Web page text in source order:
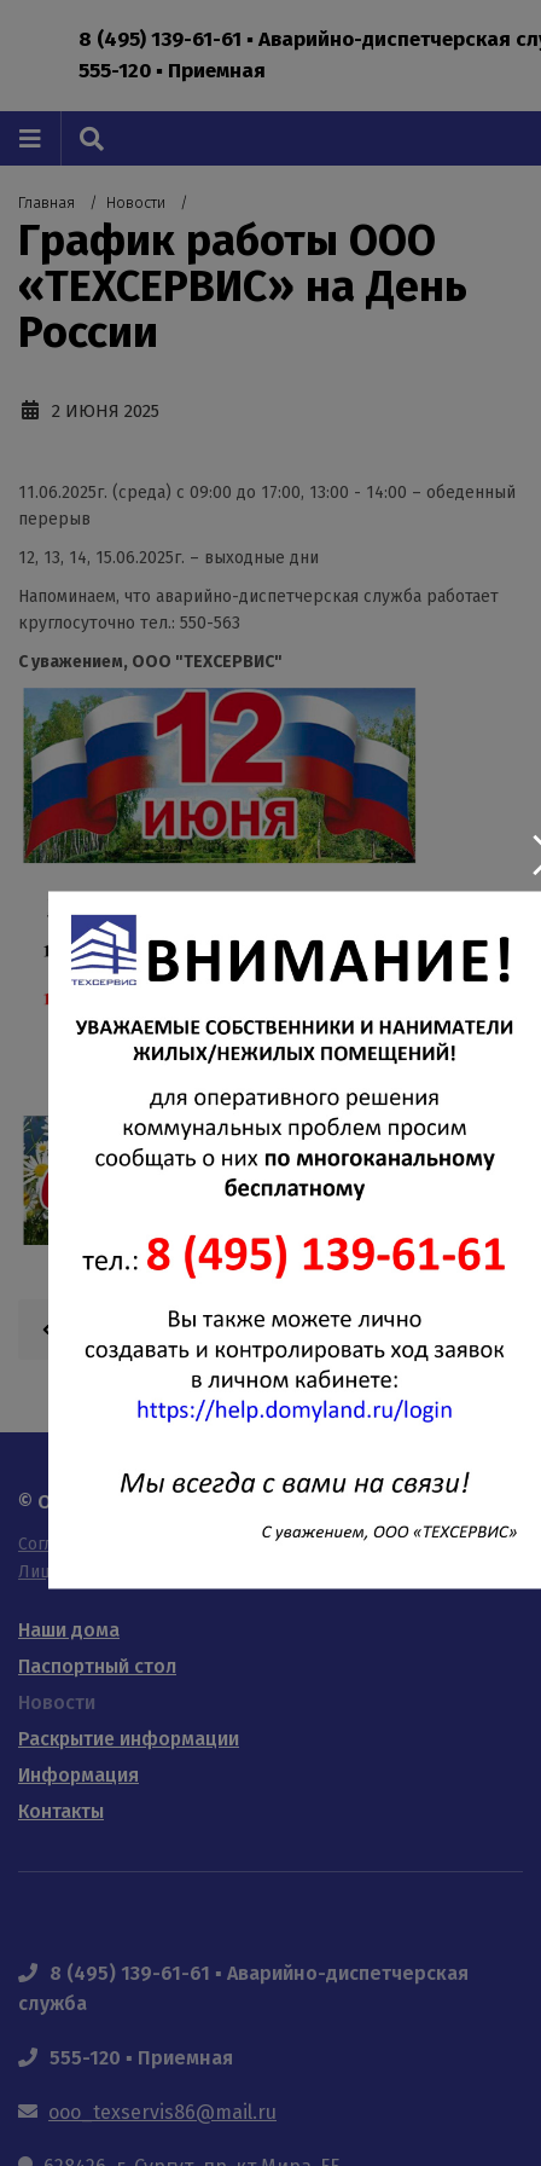
Главная Новости
График работы ООО
«ТЕХСЕРВИС» на День
России
2 ИЮНЯ 2025
11.06.2025г. (среда) с 09:00 до 17:00, 13:00 - 14:00 – обеденный
перерыв
12, 13, 14, 15.06.2025г. – выходные дни
Напоминаем, что аварийно-диспетчерская служба работает
круглосуточно тел.: 550-563
С уважением, ООО "ТЕХСЕРВИС"
Вернуться к списку новостей
© OOO "Техсервис" - 2026
Согласие на обработку персональных данных
Лицензия на осуществление деятельности
Наши дома
Паспортный стол
Новости
Раскрытие информации
Информация
Контакты
8 (495) 139-61-61 ▪ Аварийно-диспетчерская
служба
555-120 ▪ Приемная
ooo_texservis86@mail.ru
8 (495) 139-61-61 ▪ Аварийно-диспетчерская
555-120 ▪ Приемная